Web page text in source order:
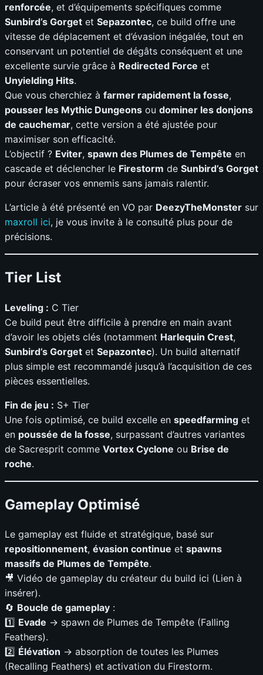
renforcée, et d’équipements spécifiques comme
Sunbird’s Gorget et Sepazontec, ce build offre une
vitesse de déplacement et d’évasion inégalée, tout en
conservant un potentiel de dégâts conséquent et une
excellente survie grâce à Redirected Force et
Unyielding Hits.
Que vous cherchiez à farmer rapidement la fosse,
pousser les Mythic Dungeons ou dominer les donjons
de cauchemar, cette version a été ajustée pour
maximiser son efficacité.
L’objectif ? Eviter, spawn des Plumes de Tempête en
cascade et déclencher le Firestorm de Sunbird’s Gorget
pour écraser vos ennemis sans jamais ralentir.
L’article à été présenté en VO par DeezyTheMonster sur
maxroll ici, je vous invite à le consulté plus pour de
précisions.
Tier List
Leveling : C Tier
Ce build peut être difficile à prendre en main avant
d’avoir les objets clés (notamment Harlequin Crest,
Sunbird’s Gorget et Sepazontec). Un build alternatif
plus simple est recommandé jusqu’à l’acquisition de ces
pièces essentielles.
Fin de jeu : S+ Tier
Une fois optimisé, ce build excelle en speedfarming et
en poussée de la fosse, surpassant d’autres variantes
de Sacresprit comme Vortex Cyclone ou Brise de
roche.
Gameplay Optimisé
Le gameplay est fluide et stratégique, basé sur
repositionnement, évasion continue et spawns
massifs de Plumes de Tempête.
🎥 Vidéo de gameplay du créateur du build ici (Lien à
insérer).
🔄 Boucle de gameplay :
1️⃣ Evade → spawn de Plumes de Tempête (Falling
Feathers).
2️⃣ Élévation → absorption de toutes les Plumes
(Recalling Feathers) et activation du Firestorm.